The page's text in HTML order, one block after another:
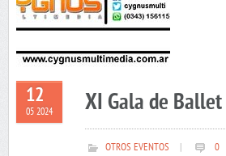
12
05 2024 XI Gala de
OTROS EVENTOS 0